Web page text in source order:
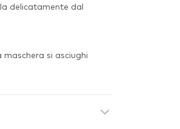
delicatamente dal
si asciughi